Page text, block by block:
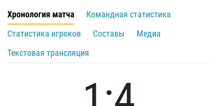
Хронология матча
Командная статистика
Статистика игроков
Составы
Медиа
Текстовая трансляция